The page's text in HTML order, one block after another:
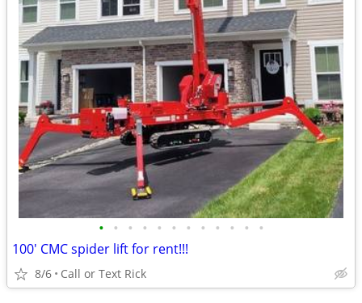
• • • • • • • • • • • •
100' CMC spider lift for rent!!!
8/6 Call or Text Rick